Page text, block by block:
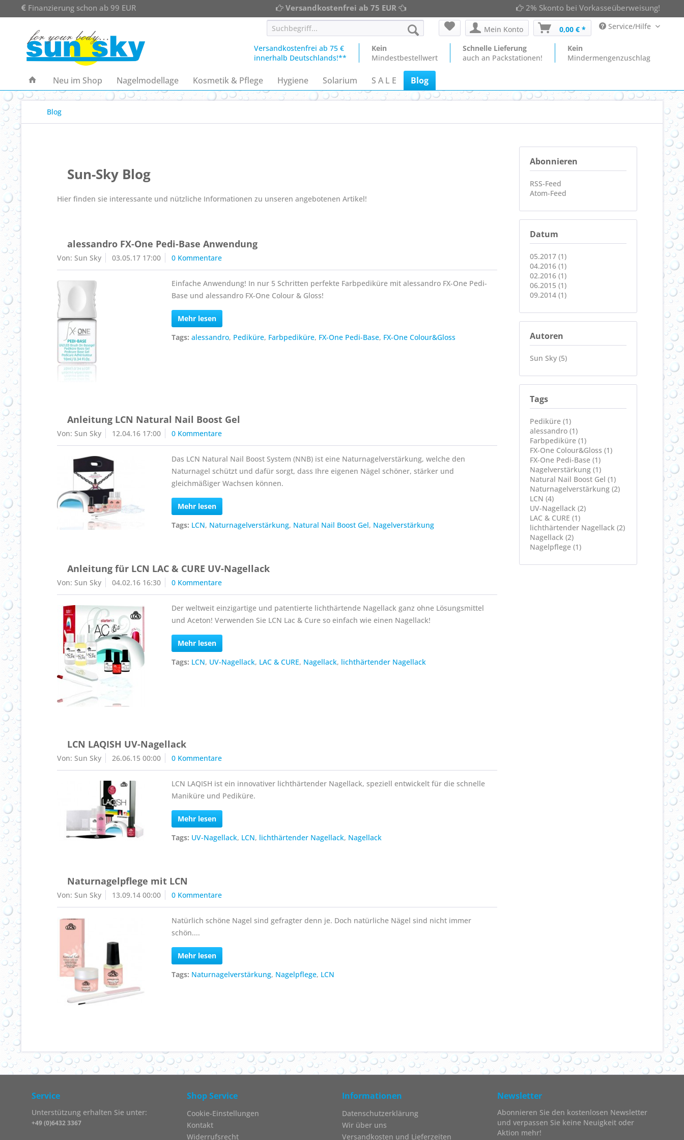
Finanzierung schon ab 99 EUR Versandkostenfrei ab 75 EUR 2% Skonto bei Vorkasseüberweisung!
Mein Konto 0,00 € * Service/Hilfe
Versandkostenfrei ab 75 €
innerhalb Deutschlands!**
Kein
Mindestbestellwert
Schnelle Lieferung
auch an Packstationen!
Kein
Mindermengenzuschlag
Neu im Shop Nagelmodellage Kosmetik & Pflege Hygiene Solarium S A L E Blog
Blog
Abonnieren
RSS-Feed
Atom-Feed
Datum
05.2017 (1)
04.2016 (1)
02.2016 (1)
06.2015 (1)
09.2014 (1)
Autoren
Sun Sky (5)
Tags
Pediküre (1)
alessandro (1)
Farbpediküre (1)
FX-One Colour&Gloss (1)
FX-One Pedi-Base (1)
Nagelverstärkung (1)
Natural Nail Boost Gel (1)
Naturnagelverstärkung (2)
LCN (4)
UV-Nagellack (2)
LAC & CURE (1)
lichthärtender Nagellack (2)
Nagellack (2)
Nagelpflege (1)
Sun-Sky Blog
Hier finden sie interessante und nützliche Informationen zu unseren angebotenen Artikel!
alessandro FX-One Pedi-Base Anwendung
Von: Sun Sky 03.05.17 17:00 0 Kommentare
Einfache Anwendung! In nur 5 Schritten perfekte Farbpediküre mit alessandro FX-One Pedi-
Base und alessandro FX-One Colour & Gloss!
Mehr lesen
Tags: alessandro, Pediküre, Farbpediküre, FX-One Pedi-Base, FX-One Colour&Gloss
Anleitung LCN Natural Nail Boost Gel
Von: Sun Sky 12.04.16 17:00 0 Kommentare
Das LCN Natural Nail Boost System (NNB) ist eine Naturnagelverstärkung, welche den
Naturnagel schützt und dafür sorgt, dass Ihre eigenen Nägel schöner, stärker und
gleichmäßiger Wachsen können.
Mehr lesen
Tags: LCN, Naturnagelverstärkung, Natural Nail Boost Gel, Nagelverstärkung
Anleitung für LCN LAC & CURE UV-Nagellack
Von: Sun Sky 04.02.16 16:30 0 Kommentare
Der weltweit einzigartige und patentierte lichthärtende Nagellack ganz ohne Lösungsmittel
und Aceton! Verwenden Sie LCN Lac & Cure so einfach wie einen Nagellack!
Mehr lesen
Tags: LCN, UV-Nagellack, LAC & CURE, Nagellack, lichthärtender Nagellack
LCN LAQISH UV-Nagellack
Von: Sun Sky 26.06.15 00:00 0 Kommentare
LCN LAQISH ist ein innovativer lichthärtender Nagellack, speziell entwickelt für die schnelle
Maniküre und Pediküre.
Mehr lesen
Tags: UV-Nagellack, LCN, lichthärtender Nagellack, Nagellack
Naturnagelpflege mit LCN
Von: Sun Sky 13.09.14 00:00 0 Kommentare
Natürlich schöne Nagel sind gefragter denn je. Doch natürliche Nägel sind nicht immer
schön....
Mehr lesen
Tags: Naturnagelverstärkung, Nagelpflege, LCN
Service
Unterstützung erhalten Sie unter:
+49 (0)6432 3367
Shop Service
Cookie-Einstellungen
Kontakt
Widerrufsrecht
Informationen
Datenschutzerklärung
Wir über uns
Versandkosten und Lieferzeiten
Newsletter
Abonnieren Sie den kostenlosen Newsletter
und verpassen Sie keine Neuigkeit oder
Aktion mehr!